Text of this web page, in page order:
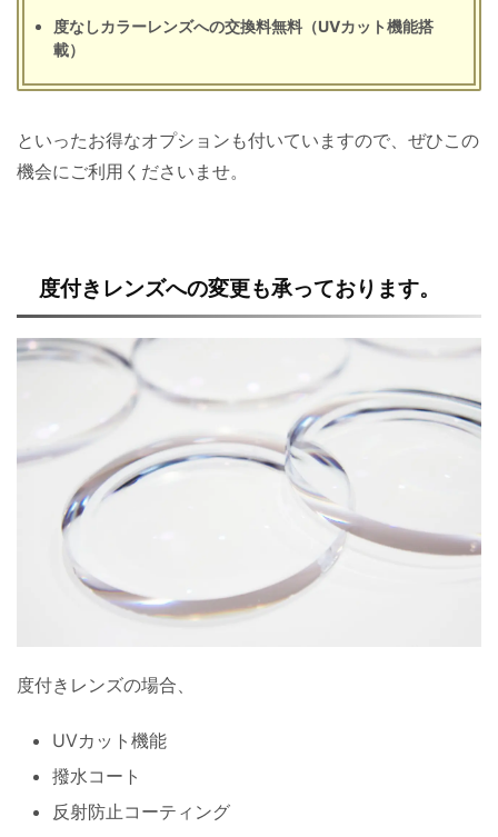
度なしカラーレンズへの交換料無料（UVカット機能搭
載）
といったお得なオプションも付いていますので、ぜひこの
機会にご利用くださいませ。
度付きレンズへの変更も承っております。
度付きレンズの場合、
UVカット機能
撥水コート
反射防止コーティング